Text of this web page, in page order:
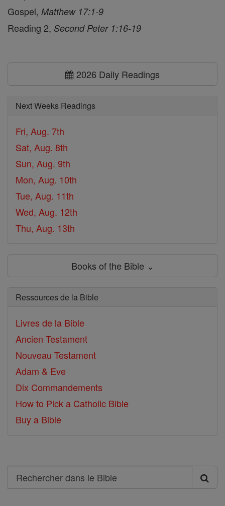
Gospel, Matthew 17:1-9
Reading 2, Second Peter 1:16-19
2026 Daily Readings
Next Weeks Readings
Fri, Aug. 7th
Sat, Aug. 8th
Sun, Aug. 9th
Mon, Aug. 10th
Tue, Aug. 11th
Wed, Aug. 12th
Thu, Aug. 13th
Books of the Bible ⌄
Ressources de la Bible
Livres de la Bible
Ancien Testament
Nouveau Testament
Adam & Eve
Dix Commandements
How to Pick a Catholic Bible
Buy a Bible
Search
Rechercher